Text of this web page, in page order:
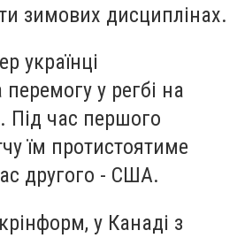
зимових дисциплінах.
українці
у регбі на
Під час першого
їм протистоятиме
другого - США.
у Канаді з